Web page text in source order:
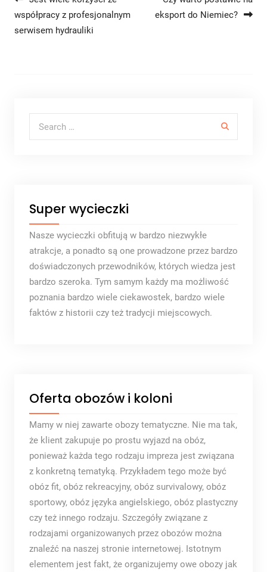
Nawigacja wpisu
współpracy z profesjonalnym
serwisem hydrauliki
eksport do Niemiec?
Super wycieczki
Nasze wycieczki obfitują w bardzo niezwykłe
atrakcje, a ponadto są one prowadzone przez bardzo
doświadczonych przewodników, których wiedza jest
bardzo szeroka. Tym samym każdy ma możliwość
poznania bardzo wiele ciekawostek, bardzo wiele
faktów z historii czy też tradycji miejscowych.
Oferta obozów i koloni
Mamy w niej zawarte obozy tematyczne. Nie ma tak,
że klient zakupuje po prostu wyjazd na obóz,
ponieważ każda tego rodzaju impreza jest związana
z konkretną tematyką. Przykładem tego może być
obóz fit, obóz rekreacyjny, obóz survivalowy, obóz
sportowy, obóz języka angielskiego, obóz plastyczny
czy też innego rodzaju. Szczegóły związane z
rodzajami organizowanych przez obozów można
znaleźć na naszej stronie internetowej. Istotnym
elementem jest fakt, że organizujemy owe obozy jak